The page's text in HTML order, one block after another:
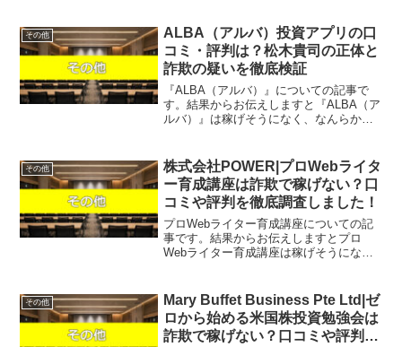
は、自分が実際にやっていて、稼げてい
る案件を無料でプレゼン...
その他
ALBA（アルバ）投資アプリの口
コミ・評判は？松木貴司の正体と
詐欺の疑いを徹底検証
『ALBA（アルバ）』についての記事で
す。結果からお伝えしますと『ALBA（ア
ルバ）』は稼げそうになく、なんらかの
今すぐ知りたいという方は、『直接LINE
で詳細をお答え...
その他
株式会社POWER|プロWebライタ
ー育成講座は詐欺で稼げない？口
コミや評判を徹底調査しました！
プロWebライター育成講座についての記
事です。結果からお伝えしますとプロ
Webライター育成講座は稼げそうにな
ました。こちらの案件に関して今すぐ知
りたいという方は、『直接...
その他
Mary Buffet Business Pte Ltd|ゼ
ロから始める米国株投資勉強会は
詐欺で稼げない？口コミや評判を